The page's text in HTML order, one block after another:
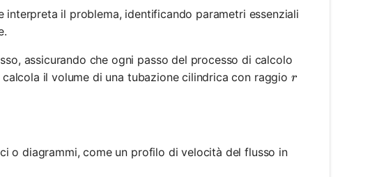
interpreta il problema, identificando parametri essenziali
assicurando che ogni passo del processo di calcolo
il volume di una tubazione cilindrica con raggio r
r
o diagrammi, come un profilo di velocità del flusso in